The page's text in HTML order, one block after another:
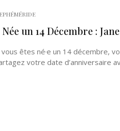
Née un 14 Décembre :
vous êtes né·e un 14 décembre,
votre date d’anniversaire